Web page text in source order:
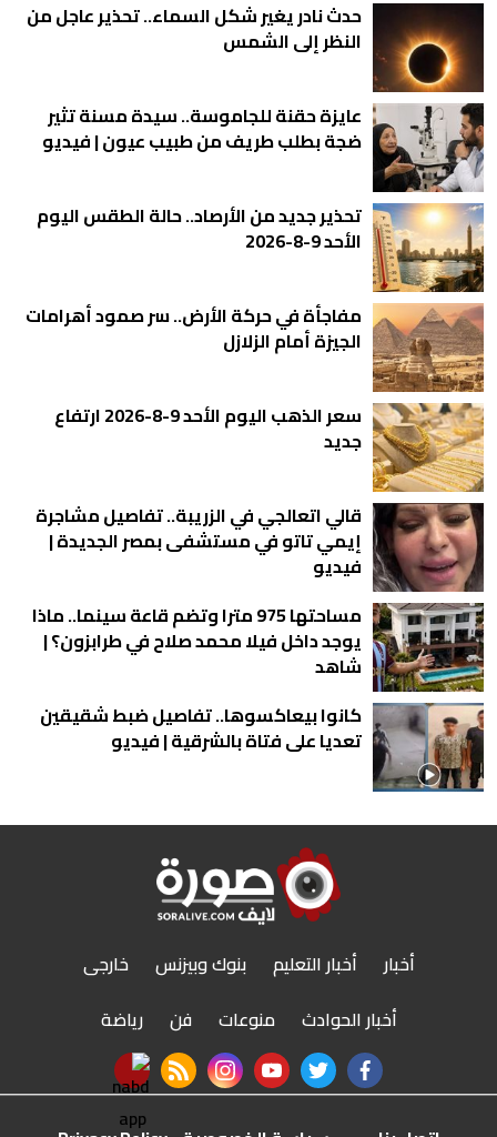
حدث نادر يغير شكل السماء.. تحذير عاجل من
النظر إلى الشمس
عايزة حقنة للجاموسة.. سيدة مسنة تثير
ضجة بطلب طريف من طبيب عيون | فيديو
تحذير جديد من الأرصاد.. حالة الطقس اليوم
الأحد 9-8-2026
مفاجأة في حركة الأرض.. سر صمود أهرامات
الجيزة أمام الزلازل
سعر الذهب اليوم الأحد 9-8-2026 ارتفاع
جديد
قالي اتعالجي في الزريبة.. تفاصيل مشاجرة
إيمي تاتو في مستشفى بمصر الجديدة |
فيديو
مساحتها 975 مترا وتضم قاعة سينما.. ماذا
يوجد داخل فيلا محمد صلاح في طرابزون؟ |
شاهد
كانوا بيعاكسوها.. تفاصيل ضبط شقيقين
تعديا على فتاة بالشرقية | فيديو
أخبار أخبار التعليم بنوك وبيزنس
خارجى
أخبار الحوادث
منوعات فن
رياضة
facebook
twitter
youtube
instagram
rss feed
nabd app